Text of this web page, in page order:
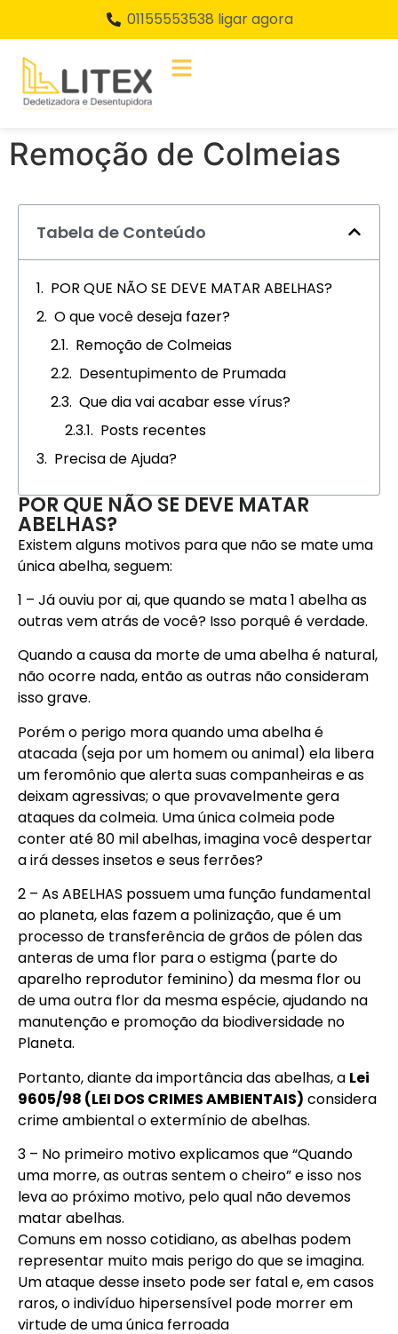
01155553538 ligar agora
Remoção de Colmeias
Tabela de Conteúdo
POR QUE NÃO SE DEVE MATAR ABELHAS?​
O que você deseja fazer?
Remoção de Colmeias
Desentupimento de Prumada
Que dia vai acabar esse vírus?
Posts recentes
Precisa de Ajuda?
POR QUE NÃO SE DEVE MATAR
ABELHAS?​
Existem alguns motivos para que não se mate uma
única abelha, seguem:
1 – Já ouviu por ai, que quando se mata 1 abelha as
outras vem atrás de você? Isso porquê é verdade.
Quando a causa da morte de uma abelha é natural,
não ocorre nada, então as outras não consideram
isso grave.
Porém o perigo mora quando uma abelha é
atacada (seja por um homem ou animal) ela libera
um feromônio que alerta suas companheiras e as
deixam agressivas; o que provavelmente gera
ataques da colmeia. Uma única colmeia pode
conter até 80 mil abelhas, imagina você despertar
a irá desses insetos e seus ferrões?
2 – As ABELHAS possuem uma função fundamental
ao planeta, elas fazem a polinização, que é um
processo de transferência de grãos de pólen das
anteras de uma flor para o estigma (parte do
aparelho reprodutor feminino) da mesma flor ou
de uma outra flor da mesma espécie, ajudando na
manutenção e promoção da biodiversidade no
Planeta.
Portanto, diante da importância das abelhas, a Lei
9605/98 (LEI DOS CRIMES AMBIENTAIS) considera
crime ambiental o extermínio de abelhas.
3 – No primeiro motivo explicamos que “Quando
uma morre, as outras sentem o cheiro” e isso nos
leva ao próximo motivo, pelo qual não devemos
matar abelhas.
Comuns em nosso cotidiano, as abelhas podem
representar muito mais perigo do que se imagina.
Um ataque desse inseto pode ser fatal e, em casos
raros, o indivíduo hipersensível pode morrer em
virtude de uma única ferroada